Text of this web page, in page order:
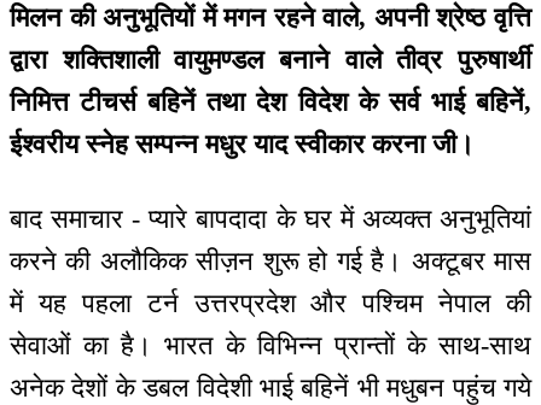
मिलन की अनुभूतियों में मगन रहने वाले, अपनी श्रेष्ठ वृत्ति
द्वारा शक्तिशाली वायुमण्डल बनाने वाले तीव्र पुरुषार्थी
निमित्त टीचर्स बहिनें तथा देश विदेश के सर्व भाई बहिनें,
ईश्वरीय स्नेह सम्पन्न मधुर याद स्वीकार करना जी।
बाद समाचार - प्यारे बापदादा के घर में अव्यक्त अनुभूतियां
करने की अलौकिक सीज़न शुरू हो गई है। अक्टूबर मास
में यह पहला टर्न उत्तरप्रदेश और पश्चिम नेपाल की
सेवाओं का है। भारत के विभिन्न प्रान्तों के साथ-साथ
अनेक देशों के डबल विदेशी भाई बहिनें भी मधुबन पहुंच गये